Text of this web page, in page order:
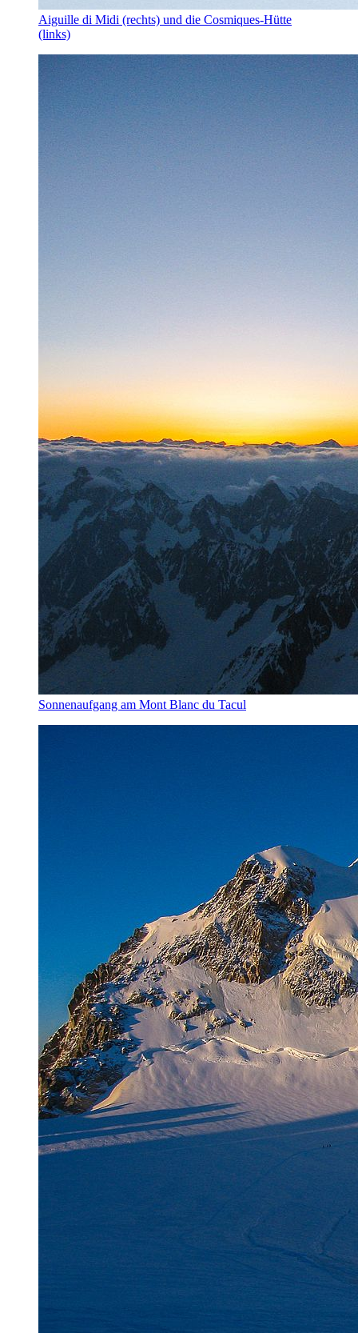
Aiguille di Midi (rechts) und die Cosmiques-Hütte
(links)
Sonnenaufgang am Mont Blanc du Tacul